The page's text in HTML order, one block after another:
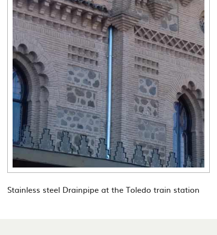
Stainless steel Drainpipe at the Toledo train station